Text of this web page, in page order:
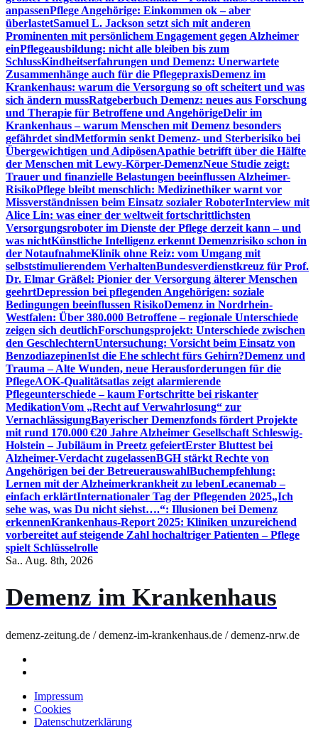
anpassenPflege Angehörige: Einkommen ok – aber
überlastetSamuel L. Jackson setzt sich mit anderen
Prominenten mit persönlichem Engagement gegen Alzheimer
einPflegeausbildung: nicht alle bleiben bis zum
SchlussKindheitserfahrungen und Demenz: Unerwartete
Zusammenhänge auch für die PflegepraxisDemenz im
Krankenhaus: warum die Versorgung so oft scheitert und was
sich ändern mussRatgeberbuch Demenz: neues aus Forschung
und Therapie für Betroffene und AngehörigeDelir im
Krankenhaus – warum Menschen mit Demenz besonders
gefährdet sindMetformin senkt Demenz- und Sterberisiko bei
Übergewichtigen und AdipösenApathie betrifft über die Hälfte
der Menschen mit Lewy-Körper-DemenzNeue Studie zeigt:
Trauer und finanzielle Belastungen beeinflussen Alzheimer-
RisikoPflege bleibt menschlich: Medizinethiker warnt vor
Missverständnissen beim Einsatz sozialer RoboterInterview mit
Alice Lin: was einer der weltweit fortschrittlichsten
Versorgungsroboter im Dienste der Pflege derzeit kann – und
was nichtKünstliche Intelligenz erkennt Demenzrisiko schon in
der NotaufnahmeKlinik ohne Reiz: vom Umgang mit
selbststimulierendem VerhaltenBundesverdienstkreuz für Prof.
Dr. Elmar Gräßel: Pionier der Versorgung älterer Menschen
geehrtDepression bei pflegenden Angehörigen: soziale
Bedingungen beeinflussen RisikoDemenz in Nordrhein-
Westfalen: Über 380.000 Betroffene – regionale Unterschiede
zeigen sich deutlichForschungsprojekt: Unterschiede zwischen
den GeschlechternUntersuchung: Vorsicht beim Einsatz von
BenzodiazepinenIst die Ehe schlecht fürs Gehirn?Demenz und
Trauma – Alte Wunden, neue Herausforderungen für die
PflegeAOK-Qualitätsatlas zeigt alarmierende
Pflegeunterschiede – kaum Fortschritte bei riskanter
MedikationVom „Recht auf Verwahrlosung“ zur
VernachlässigungBayerischer Demenzfonds fördert Projekte
mit rund 170.000 €20 Jahre Alzheimer Gesellschaft Schleswig-
Holstein – Jubiläum in Preetz gefeiertErster Bluttest bei
Alzheimer-Verdacht zugelassenBGH stärkt Rechte von
Angehörigen bei der BetreuerauswahlBuchempfehlung:
Lernen mit der Alzheimerkrankheit zu lebenLecanemab –
einfach erklärtInternationaler Tag der Pflegenden 2025„Ich
sehe was, was Du nicht siehst….“: Illusionen bei Demenz
erkennenKrankenhaus-Report 2025: Kliniken unzureichend
vorbereitet auf steigende Zahl hochaltriger Patienten – Pflege
spielt Schlüsselrolle
Sa.. Aug. 8th, 2026
Demenz im Krankenhaus
demenz-zeitung.de / demenz-im-krankenhaus.de / demenz-nrw.de
Impressum
Cookies
Datenschutzerklärung